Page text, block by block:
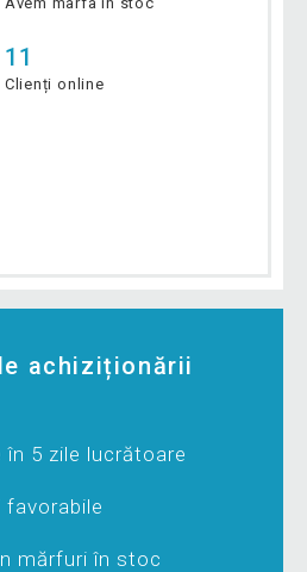
11
Clienți online
achiziționării
în 5 zile lucrătoare
favorabile
mărfuri în stoc